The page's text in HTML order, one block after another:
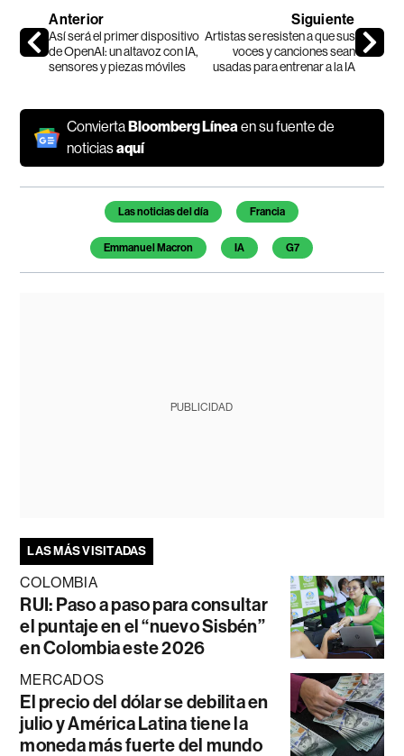
Anterior
Así será el primer dispositivo
de OpenAI: un altavoz con IA,
sensores y piezas móviles
Siguiente
Artistas se resisten a que sus
voces y canciones sean
usadas para entrenar a la IA
ConviertaBloomberg Líneaen su fuente de
noticiasaquí
Temas de este artículo
Las noticias del día Francia
Emmanuel Macron IA G7
PUBLICIDAD
LAS MÁS VISITADAS
COLOMBIA
RUI: Paso a paso para consultar
el puntaje en el “nuevo Sisbén”
en Colombia este 2026
MERCADOS
El precio del dólar se debilita en
julio y América Latina tiene la
moneda más fuerte del mundo